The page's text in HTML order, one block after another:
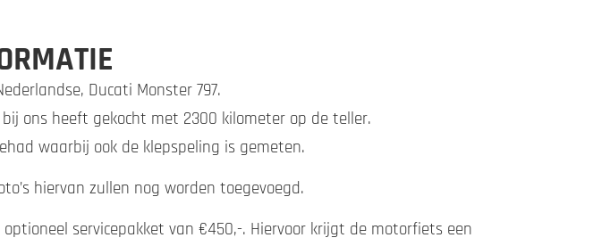
Ducati Monster 797.
ons heeft gekocht met 2300 kilometer op de teller.
waarbij ook de klepspeling is gemeten.
hiervan zullen nog worden toegevoegd.
servicepakket van €450,-. Hiervoor krijgt de motorfiets een